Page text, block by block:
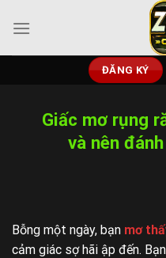
đến
ĐĂNG KÝ
Giấc mơ rụng
và nên
Bỗng một ngày, bạn mơ
cảm giác sợ hãi ập đến.